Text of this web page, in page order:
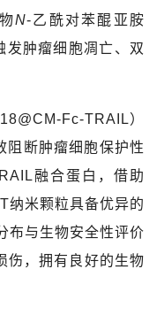
N-乙酰对苯醌亚胺
发肿瘤细胞凋亡、双
Fc-TRAIL）
阻断肿瘤细胞保护性
融合蛋白，借助
纳米颗粒具备优异的
布与生物安全性评价
伤，拥有良好的生物